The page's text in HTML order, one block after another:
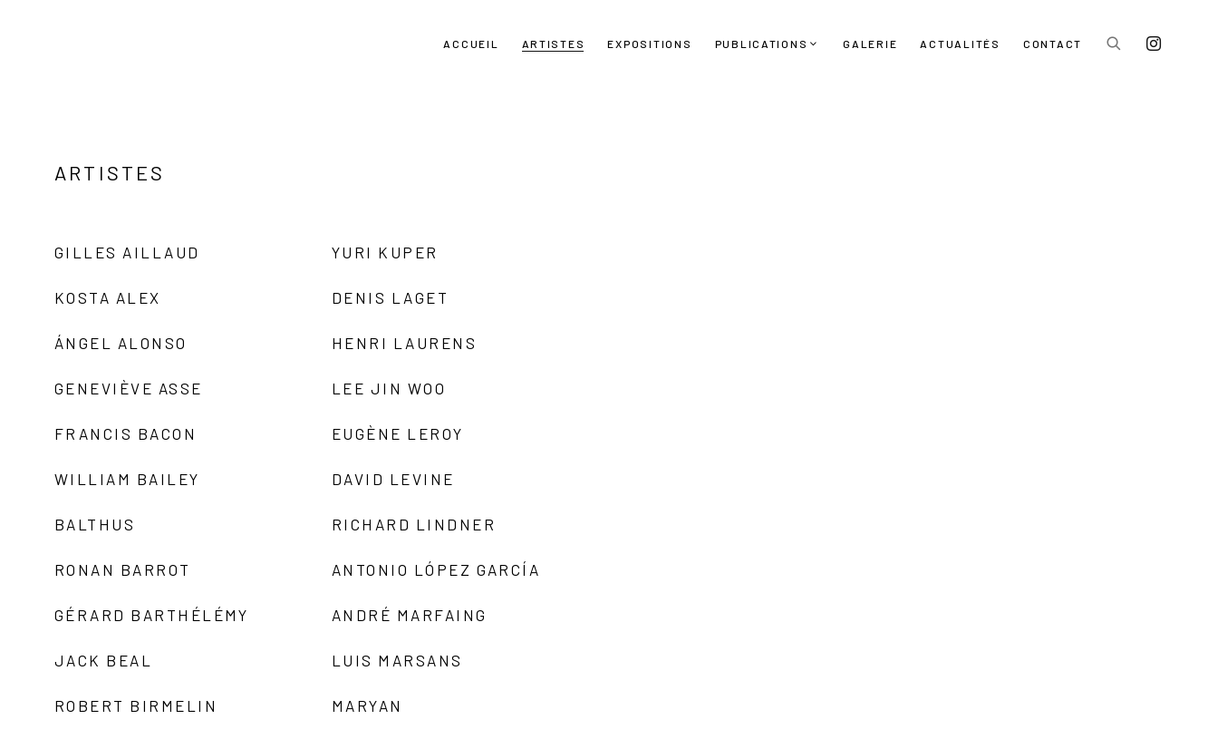
ACCUEIL ARTISTES EXPOSITIONS PUBLICATIONS GALERIE ACTUALITÉS CONTACT
ARTISTES
GILLES AILLAUD
KOSTA ALEX
ÁNGEL ALONSO
GENEVIÈVE ASSE
FRANCIS BACON
WILLIAM BAILEY
BALTHUS
RONAN BARROT
GÉRARD BARTHÉLÉMY
JACK BEAL
ROBERT BIRMELIN
YURI KUPER
DENIS LAGET
HENRI LAURENS
LEE JIN WOO
EUGÈNE LEROY
DAVID LEVINE
RICHARD LINDNER
ANTONIO LÓPEZ GARCÍA
ANDRÉ MARFAING
LUIS MARSANS
MARYAN